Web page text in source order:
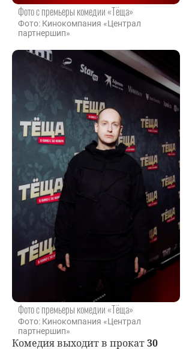
Фото с премьеры комедии «Тёща»
Фото: Кинокомпания «Централ
партнершип»
Фото с премьеры комедии «Тёща»
Фото: Кинокомпания «Централ
партнершип»
Комедия выходит в прокат30